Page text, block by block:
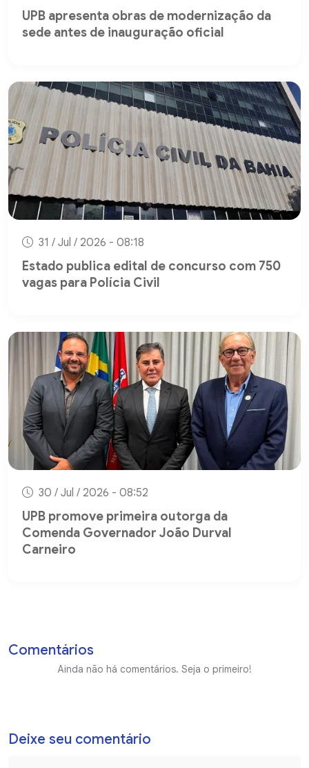
UPB apresenta obras de modernização da
sede antes de inauguração oficial
31 / Jul / 2026 - 08:18
Estado publica edital de concurso com 750
vagas para Polícia Civil
30 / Jul / 2026 - 08:52
UPB promove primeira outorga da
Comenda Governador João Durval
Carneiro
Comentários
Ainda não há comentários. Seja o primeiro!
Deixe seu comentário